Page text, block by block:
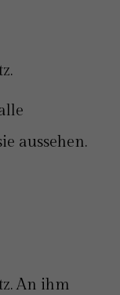
aussehen.
An ihm